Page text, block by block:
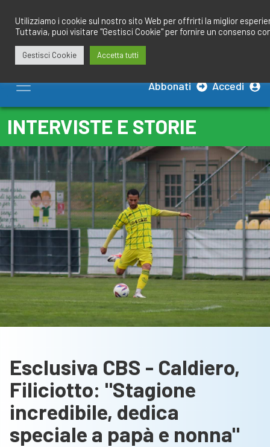
contenuto
Abbonati Accedi
INTERVISTE E STORIE
Esclusiva CBS - Caldiero,
Filiciotto: "Stagione
incredibile, dedica
speciale a papà e nonna"
Utilizziamo i cookie sul nostro sito Web per offrirti la miglior
Tuttavia, puoi visitare "Gestisci Cookie" per fornire un consenso
Gestisci Cookie Accetta tutti